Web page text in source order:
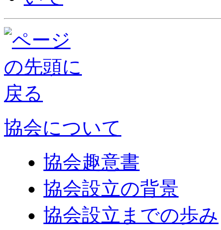
協会について
協会趣意書
協会設立の背景
協会設立までの歩み